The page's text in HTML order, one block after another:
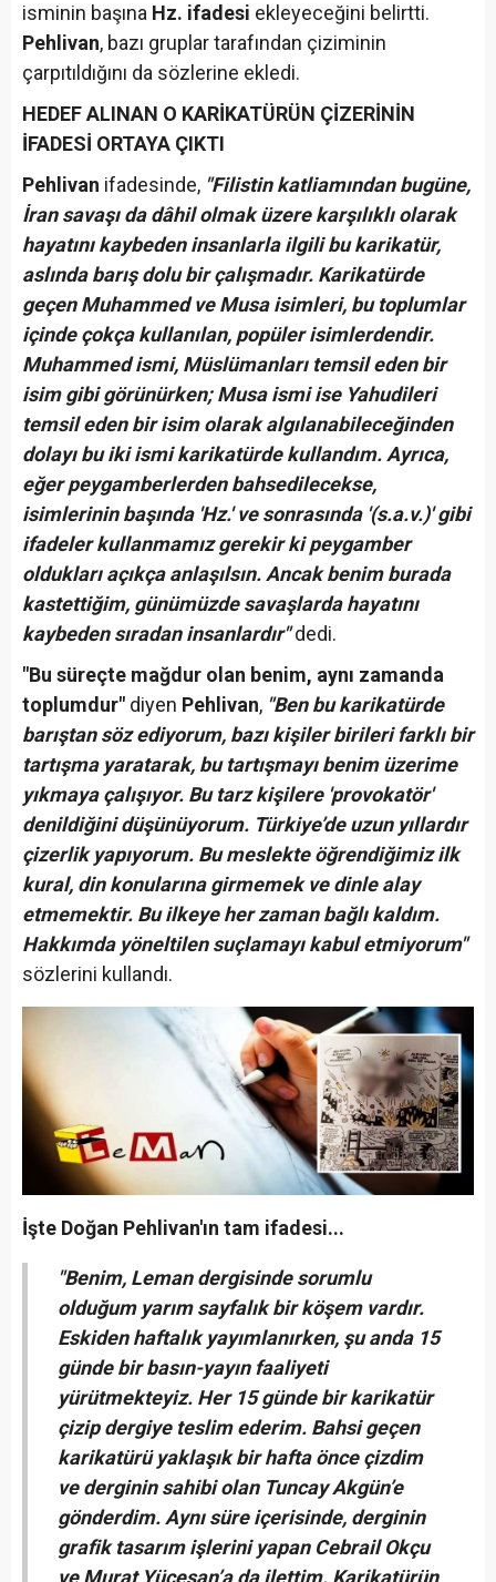
isminin başına Hz. ifadesi ekleyeceğini belirtti.
Pehlivan, bazı gruplar tarafından çiziminin
çarpıtıldığını da sözlerine ekledi.
HEDEF ALINAN O KARİKATÜRÜN ÇİZERİNİN
İFADESİ ORTAYA ÇIKTI
Pehlivan ifadesinde, "Filistin katliamından bugüne,
İran savaşı da dâhil olmak üzere karşılıklı olarak
hayatını kaybeden insanlarla ilgili bu karikatür,
aslında barış dolu bir çalışmadır. Karikatürde
geçen Muhammed ve Musa isimleri, bu toplumlar
içinde çokça kullanılan, popüler isimlerdendir.
Muhammed ismi, Müslümanları temsil eden bir
isim gibi görünürken; Musa ismi ise Yahudileri
temsil eden bir isim olarak algılanabileceğinden
dolayı bu iki ismi karikatürde kullandım. Ayrıca,
eğer peygamberlerden bahsedilecekse,
isimlerinin başında 'Hz.' ve sonrasında '(s.a.v.)' gibi
ifadeler kullanmamız gerekir ki peygamber
oldukları açıkça anlaşılsın. Ancak benim burada
kastettiğim, günümüzde savaşlarda hayatını
kaybeden sıradan insanlardır"dedi.
"Bu süreçte mağdur olan benim, aynı zamanda
toplumdur" diyen Pehlivan, "Ben bu karikatürde
barıştan söz ediyorum, bazı kişiler birileri farklı bir
tartışma yaratarak, bu tartışmayı benim üzerime
yıkmaya çalışıyor. Bu tarz kişilere 'provokatör'
denildiğini düşünüyorum. Türkiye’de uzun yıllardır
çizerlik yapıyorum. Bu meslekte öğrendiğimiz ilk
kural, din konularına girmemek ve dinle alay
etmemektir. Bu ilkeye her zaman bağlı kaldım.
Hakkımda yöneltilen suçlamayı kabul etmiyorum"
sözlerini kullandı.
İşte Doğan Pehlivan'ın tam ifadesi...
"Benim, Leman dergisinde sorumlu
olduğum yarım sayfalık bir köşem vardır.
Eskiden haftalık yayımlanırken, şu anda 15
günde bir basın-yayın faaliyeti
yürütmekteyiz. Her 15 günde bir karikatür
çizip dergiye teslim ederim. Bahsi geçen
karikatürü yaklaşık bir hafta önce çizdim
ve derginin sahibi olan Tuncay Akgün’e
gönderdim. Aynı süre içerisinde, derginin
grafik tasarım işlerini yapan Cebrail Okçu